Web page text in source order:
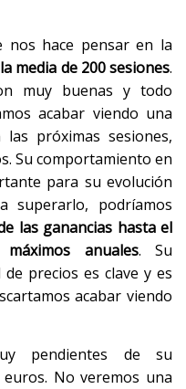
nos hace pensar en la
media de 200 sesiones.
muy buenas y todo
acabar viendo una
próximas sesiones,
Su comportamiento en
para su evolución
superarlo, podríamos
las ganancias hasta el
anuales. Su
precios es clave y es
acabar viendo
pendientes de su
No veremos una